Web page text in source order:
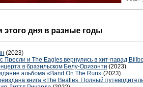
этого дня в разные годы
(2023)
Пресли и The Eagles вернулись в хит-парад
в бразильском Белу-Оризонти (2023)
альбома «Band On The Run» (2023)
книга «The Beatles. Полный